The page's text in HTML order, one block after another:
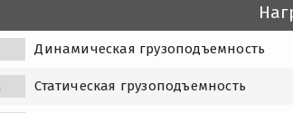
Динамическая грузоподъемность
Статическая грузоподъемность